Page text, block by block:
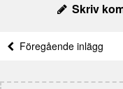
Skriv
Föregående inlägg